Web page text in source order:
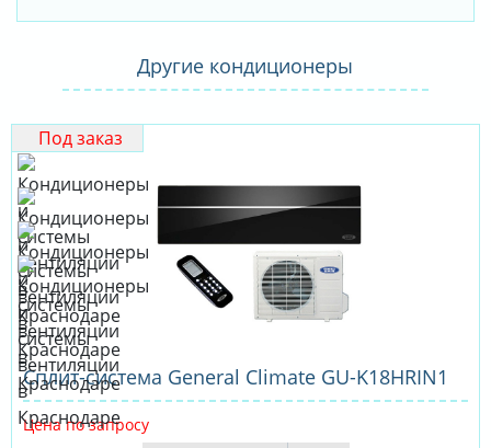
Другие кондиционеры
Под заказ
Сплит-система General Climate GU-K18HRIN1
Цена по запросу